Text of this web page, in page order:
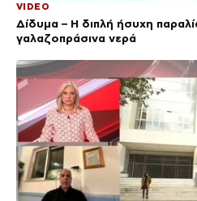
VIDEO
Δίδυμα – Η διπλή ήσυχη
γαλαζοπράσινα νερά